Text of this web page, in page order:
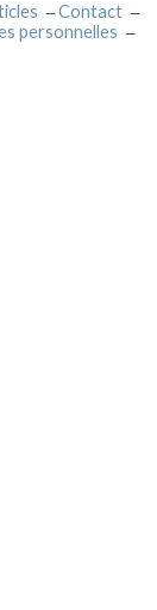
Contact
personnelles